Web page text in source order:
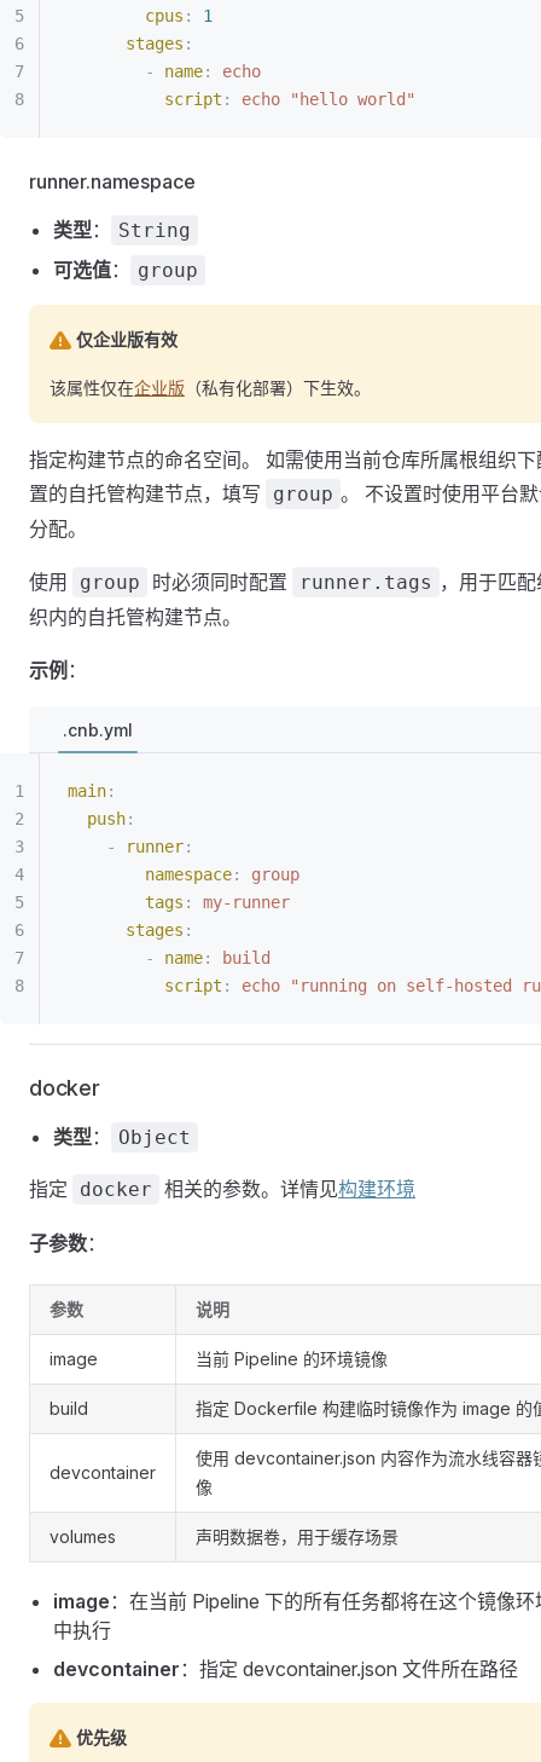
        cpus
:
1
      stages
:
        -
name:
echo
          script
: echo "hello world"
runner.namespace
类型： String
可选值： group
仅企业版有效
该属性仅在企业版 （私有化部署）下生效。
指定构建节点的命名空间。 如需使用当前仓库所属根组织下
置的自托管构建节点，填写
group 。 不设置时使用平台
分配。
使用 group 时必须同时配置 runner.tags ，用于匹配
织内的自托管构建节点。
示例 ：
.cnb.yml
main:
  push
:
    -
runner:
        namespace
:
group
        tags
:
my-runner
      stages
:
        -
name:
build
          script
: echo "running on self-hosted
docker
类型： Object
指定 docker 相关的参数。详情见构建环境
子参数：
参数 说明
image 当前 Pipeline 的环境镜像
build 指定 Dockerfile 构建临时镜像作为 image 的
devcontainer
使用 devcontainer.json 内容作为流水线容器
像
volumes 声明数据卷，用于缓存场景
image ：在当前 Pipeline 下的所有任务都将在这个镜像环
中执行
devcontainer ：指定 devcontainer.json 文件所在路径
优先级